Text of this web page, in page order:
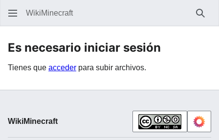
WikiMinecraft
Es necesario iniciar sesión
Tienes que acceder para subir archivos.
WikiMinecraft